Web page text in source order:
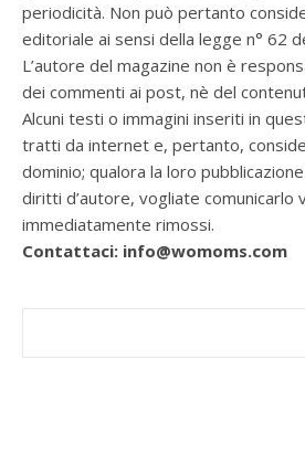
periodicità. Non può pertanto
editoriale ai sensi della legge n° 62
L’autore del magazine non è
dei commenti ai post, nè del
Alcuni testi o immagini inseriti in
tratti da internet e, pertanto,
dominio; qualora la loro
diritti d’autore, vogliate comunicarlo
immediatamente rimossi.
Contattaci: info@womoms.com